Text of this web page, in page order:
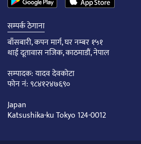
सम्पर्क ठेगाना
बाँसबारी, कपन मार्ग, घर नम्बर १५१
थाई दूतावास नजिक, काठमाडौं, नेपाल
सम्पादक: यादव देवकोटा
फोन नं: ९८४१२४७६९०
Japan
Katsushika-ku Tokyo 124-0012